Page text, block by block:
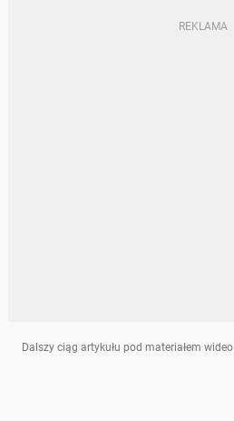
Dalszy ciąg artykułu pod materiałem wideo